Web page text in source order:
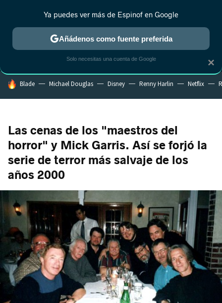
MENÚ NUEVO
ESTRENOS REALITY ANIME RANKINGS CINE
HOY SE HABLA DE
Blade Michael Douglas Disney Renny Harlin Netflix
Las cenas de los "maestros del
horror" y Mick Garris. Así se forjó la
serie de terror más salvaje de los
años 2000
×
Ya puedes ver más de Espinof en Google
Añádenos como fuente preferida
Solo necesitas una cuenta de Google